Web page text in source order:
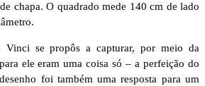
chapa. O quadrado mede 140 cm de lado
Vinci se propôs a capturar, por meio da
ele eram uma coisa só – a perfeição do
foi também uma resposta para um